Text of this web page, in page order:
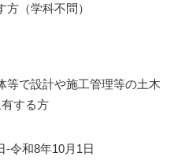
方（学科不問）
等で設計や施工管理等の土木
する方
令和8年10月1日